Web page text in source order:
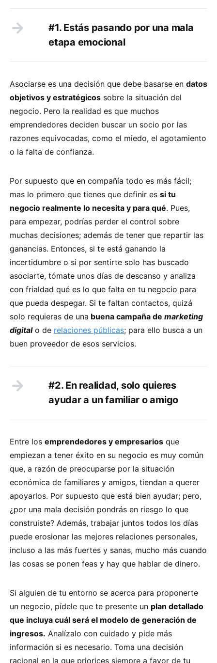
#1. Estás pasando por una mala
etapa emocional
Asociarse es una decisión que debe basarse en datos
objetivos y estratégicos sobre la situación del
negocio. Pero la realidad es que muchos
emprendedores deciden buscar un socio por las
razones equivocadas, como el miedo, el agotamiento
o la falta de confianza.
Por supuesto que en compañía todo es más fácil;
mas lo primero que tienes que definir es si tu
negocio realmente lo necesita y para qué. Pues,
para empezar, podrías perder el control sobre
muchas decisiones; además de tener que repartir las
ganancias. Entonces, si te está ganando la
incertidumbre o si por sentirte solo has buscado
asociarte, tómate unos días de descanso y analiza
con frialdad qué es lo que falta en tu negocio para
que pueda despegar. Si te faltan contactos, quizá
solo requieras de una buena campaña de marketing
digitalo de relaciones públicas; para ello busca a un
buen proveedor de esos servicios.
#2. En realidad, solo quieres
ayudar a un familiar o amigo
Entre los emprendedores y empresarios que
empiezan a tener éxito en su negocio es muy común
que, a razón de preocuparse por la situación
económica de familiares y amigos, tiendan a querer
apoyarlos. Por supuesto que está bien ayudar; pero,
¿por una mala decisión pondrás en riesgo lo que
construiste? Además, trabajar juntos todos los días
puede erosionar las mejores relaciones personales,
incluso a las más fuertes y sanas, mucho más cuando
las cosas se ponen feas y hay que hablar de dinero.
Si alguien de tu entorno se acerca para proponerte
un negocio, pídele que te presente un plan detallado
que incluya cuál será el modelo de generación de
ingresos. Analízalo con cuidado y pide más
información si es necesario. Toma una decisión
racional en la que priorices siempre a favor de tu